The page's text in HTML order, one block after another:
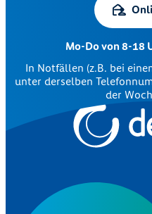
Mo-Do von 8-18
In Notfällen (z.B. bei
unter derselben
der